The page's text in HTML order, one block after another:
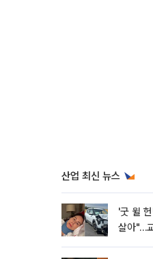
산업 최신 뉴스
'굿 윌
살아"…